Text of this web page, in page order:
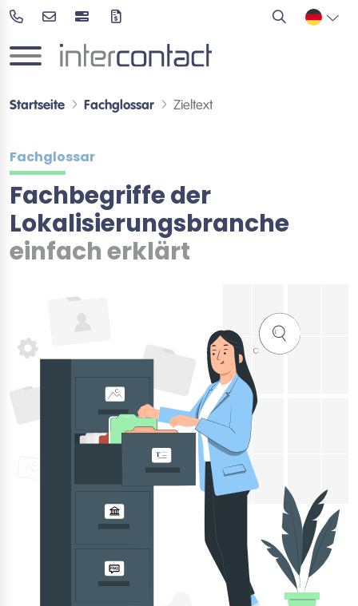
Startseite Fachglossar Zieltext
Fachglossar
Fachbegriffe der
Lokalisierungsbranche
einfach erklärt